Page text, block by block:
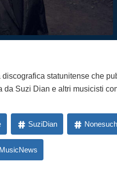
discografica statunitense che
da Suzi Dian e altri musicisti
SuziDian
MusicNews